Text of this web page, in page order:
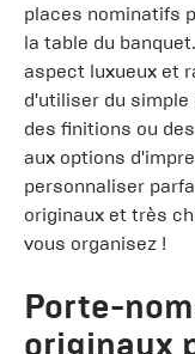
places nominatifs
la table du
aspect luxueux et
d'utiliser du
des finitions ou
aux options
personnaliser
originaux et très
vous organisez !
Porte-
originaux